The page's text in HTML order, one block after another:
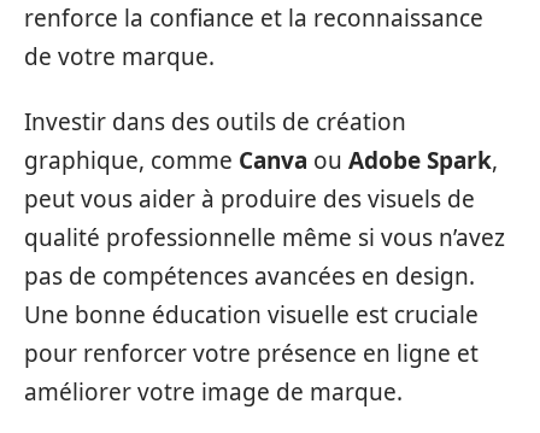
renforce la confiance et la reconnaissance
de votre marque.
Investir dans des outils de création
graphique, comme Canva ou Adobe Spark,
peut vous aider à produire des visuels de
qualité professionnelle même si vous n’avez
pas de compétences avancées en design.
Une bonne éducation visuelle est cruciale
pour renforcer votre présence en ligne et
améliorer votre image de marque.